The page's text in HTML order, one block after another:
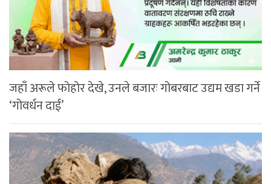
जहाँ अरूले फोहोर देखे, उनले बजारः गोबरबाट उद्यम खडा गर्ने
‘गोवर्धन दाई’